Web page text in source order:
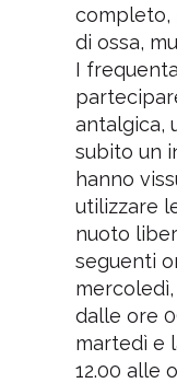
completo,
di ossa,
I
antalgica,
subito un
hanno
utilizzare
nuoto
seguenti
dalle ore
martedì e
12.00 alle